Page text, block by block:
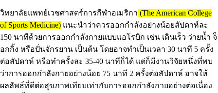
วิทยาลัยแพทย์เวชศาสตร์การกีฬาอเมริกา (The American College
of Sports Medicine) แนะนำว่าควรออกกำลังอย่างน้อยสัปดาห์ละ
150 นาทีด้วยการออกกำลังกายแบบแอโรบิก เช่น เดินเร็ว ว่ายน้ำ จ็
อกกิ้ง หรือปั่นจักรยาน เป็นต้น โดยอาจทำเป็นเวลา 30 นาที 5 ครั้ง
ต่อสัปดาห์ หรือทำครั้งละ 35-40 นาทีก็ได้ แต่ก็มีงานวิจัยหนึ่งที่พบ
ว่าการออกกำลังกายอย่างน้อย 75 นาที 2 ครั้งต่อสัปดาห์ อาจให้
ผลลัพธ์ที่ดีต่อสุขภาพเทียบเท่ากับการออกกำลังกายอย่างต่อเนื่อง